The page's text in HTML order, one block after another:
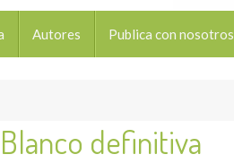
Autores Publica con nosotros
definitiva